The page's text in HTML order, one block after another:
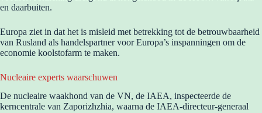
en daarbuiten.
Europa ziet in dat het is misleid met betrekking tot de betrouwbaarheid
van Rusland als handelspartner voor Europa’s inspanningen om de
economie koolstofarm te maken.
Nucleaire experts waarschuwen
De nucleaire waakhond van de VN, de IAEA, inspecteerde de
kerncentrale van Zaporizhzhia, waarna de IAEA-directeur-generaal